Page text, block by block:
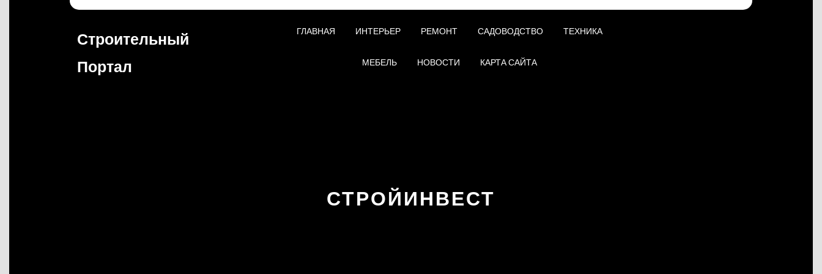
Строительный
Портал
ГЛАВНАЯ ИНТЕРЬЕР РЕМОНТ САДОВОДСТВО ТЕХНИКА
МЕБЕЛЬ НОВОСТИ КАРТА САЙТА
СТРОЙИНВЕСТ